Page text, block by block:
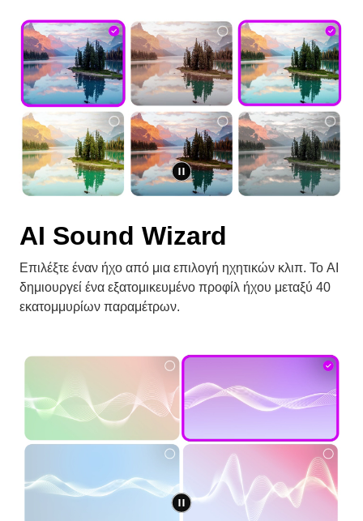
AI Sound Wizard
Επιλέξτε έναν ήχο από μια επιλογή ηχητικών κλιπ. Το AI
εκατομμυρίων παραμέτρων.